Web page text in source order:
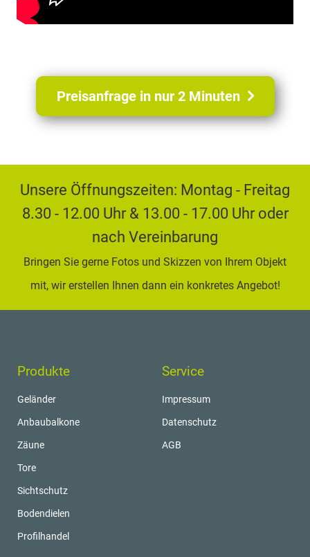
Preisanfrage in nur 2 Minuten
Unsere Öffnungszeiten: Montag - Freitag
8.30 - 12.00 Uhr & 13.00 - 17.00 Uhr oder
nach Vereinbarung
Bringen Sie gerne Fotos und Skizzen von Ihrem Objekt
mit, wir erstellen Ihnen dann ein konkretes Angebot!
Produkte
Geländer
Anbaubalkone
Zäune
Tore
Sichtschutz
Bodendielen
Profilhandel
Service
Impressum
Datenschutz
AGB